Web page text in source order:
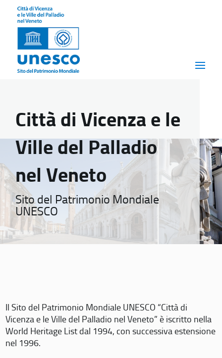
Città di Vicenza e le
Ville del Palladio
nel Veneto
Sito del Patrimonio Mondiale
UNESCO
Il Sito del Patrimonio Mondiale UNESCO “Città di
Vicenza e le Ville del Palladio nel Veneto” è iscritto nella
World Heritage List dal 1994, con successiva estensione
nel 1996.